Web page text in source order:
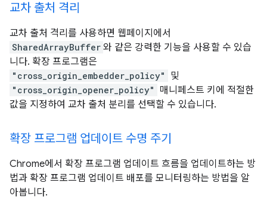
교차 출처 격리
교차 출처 격리를 사용하면 웹페이지에서
SharedArrayBuffer 와 같은 강력한 기능을 사용할 수 있습
니다. 확장 프로그램은
"cross_origin_embedder_policy" 및
"cross_origin_opener_policy"
매니페스트 키에 적절한
값을 지정하여 교차 출처 분리를 선택할 수 있습니다.
확장 프로그램 업데이트 수명 주기
Chrome에서 확장 프로그램 업데이트 흐름을 업데이트하는 방
법과 확장 프로그램 업데이트 배포를 모니터링하는 방법을 알
아봅니다.